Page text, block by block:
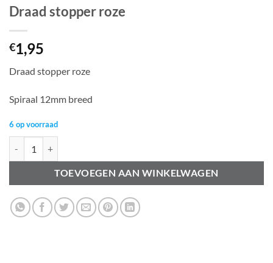
Draad stopper roze
€1,95
Draad stopper roze
Spiraal 12mm breed
6 op voorraad
TOEVOEGEN AAN WINKELWAGEN